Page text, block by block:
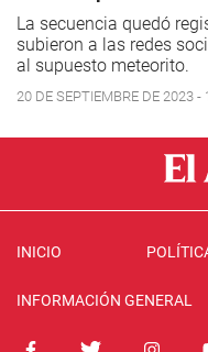
La secuencia quedó
subieron a las redes
al supuesto meteorito.
20 DE SEPTIEMBRE DE 2023 -
INICIO
INFORMACIÓN GENERAL